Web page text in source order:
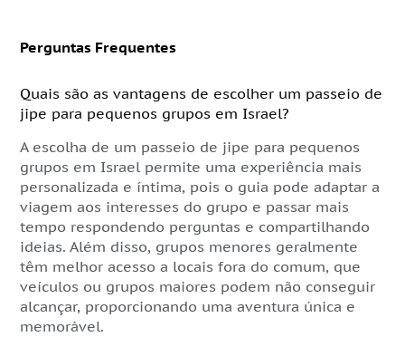
Perguntas Frequentes
Quais são as vantagens de escolher um passeio de
jipe para pequenos grupos em Israel?
A escolha de um passeio de jipe para pequenos
grupos em Israel permite uma experiência mais
personalizada e íntima, pois o guia pode adaptar a
viagem aos interesses do grupo e passar mais
tempo respondendo perguntas e compartilhando
ideias. Além disso, grupos menores geralmente
têm melhor acesso a locais fora do comum, que
veículos ou grupos maiores podem não conseguir
alcançar, proporcionando uma aventura única e
memorável.